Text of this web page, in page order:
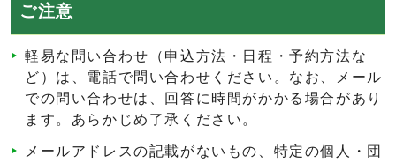
ご注意
軽易な問い合わせ（申込方法・日程・予約方法な
ど）は、電話で問い合わせください。なお、メール
での問い合わせは、回答に時間がかかる場合があり
ます。あらかじめ了承ください。
メールアドレスの記載がないもの、特定の個人・団